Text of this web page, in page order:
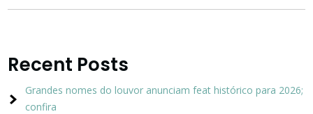
Recent Posts
Grandes nomes do louvor anunciam feat histórico para 2026;
confira